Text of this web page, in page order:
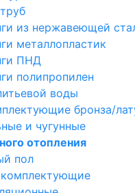
из нержавеющей
металлопластик
ПНД
полипропилен
воды
бронза/
и чугунные
отопления
пол